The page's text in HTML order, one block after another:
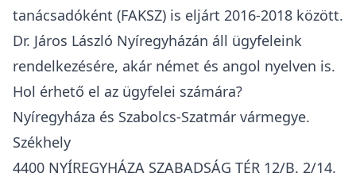
tanácsadóként (FAKSZ) is eljárt 2016-2018 között.
Dr. Járos László Nyíregyházán áll ügyfeleink
rendelkezésére, akár német és angol nyelven is.
Hol érhető el az ügyfelei számára?
Nyíregyháza és Szabolcs-Szatmár vármegye.
Székhely
4400 NYÍREGYHÁZA SZABADSÁG TÉR 12/B. 2/14.